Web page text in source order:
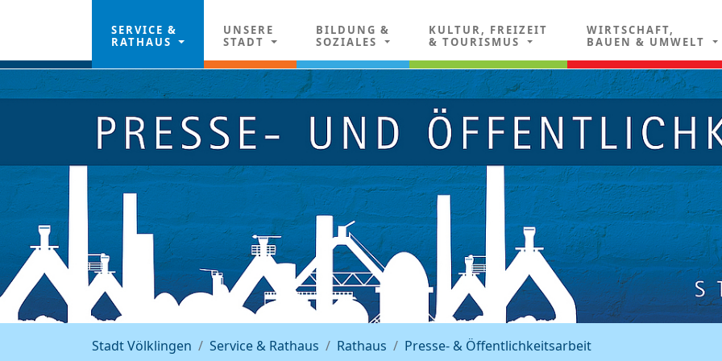
SERVICE &
RATHAUS
UNSERE
STADT
BILDUNG &
SOZIALES
KULTUR, FREIZEIT
& TOURISMUS
WIRTSCHAFT,
BAUEN & UMWELT
Stadt Völklingen Service & Rathaus Rathaus Presse- & Öffentlichkeitsarbeit